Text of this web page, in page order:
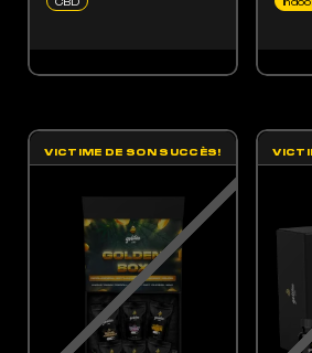
VICTIME DE SON SUCCÈS!
OPTIONS PEUVENT ÊTRE CHOISIES SUR LA PAGE
PRODUIT A PLUSIEURS VARIATIONS. LES OPTIONS